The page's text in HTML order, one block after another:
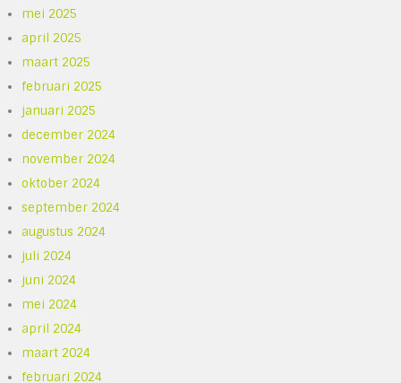
mei 2025
april 2025
maart 2025
februari 2025
januari 2025
december 2024
november 2024
oktober 2024
september 2024
augustus 2024
juli 2024
juni 2024
mei 2024
april 2024
maart 2024
februari 2024